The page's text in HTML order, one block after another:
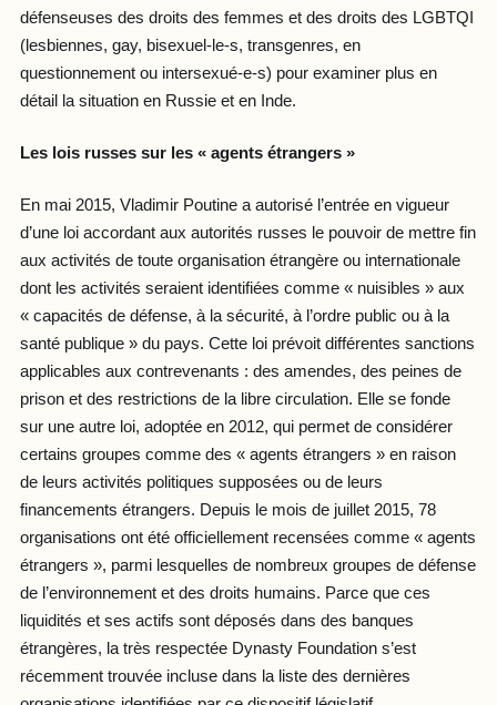
défenseuses des droits des femmes et des droits des LGBTQI
(lesbiennes, gay, bisexuel-le-s, transgenres, en
questionnement ou intersexué-e-s) pour examiner plus en
détail la situation en Russie et en Inde.
Les lois russes sur les « agents étrangers »
En mai 2015, Vladimir Poutine a autorisé l’entrée en vigueur
d’une loi accordant aux autorités russes le pouvoir de mettre fin
aux activités de toute organisation étrangère ou internationale
dont les activités seraient identifiées comme « nuisibles » aux
« capacités de défense, à la sécurité, à l’ordre public ou à la
santé publique » du pays. Cette loi prévoit différentes sanctions
applicables aux contrevenants : des amendes, des peines de
prison et des restrictions de la libre circulation. Elle se fonde
sur une autre loi, adoptée en 2012, qui permet de considérer
certains groupes comme des « agents étrangers » en raison
de leurs activités politiques supposées ou de leurs
financements étrangers. Depuis le mois de juillet 2015, 78
organisations ont été officiellement recensées comme « agents
étrangers », parmi lesquelles de nombreux groupes de défense
de l’environnement et des droits humains. Parce que ces
liquidités et ses actifs sont déposés dans des banques
étrangères, la très respectée Dynasty Foundation s’est
récemment trouvée incluse dans la liste des dernières